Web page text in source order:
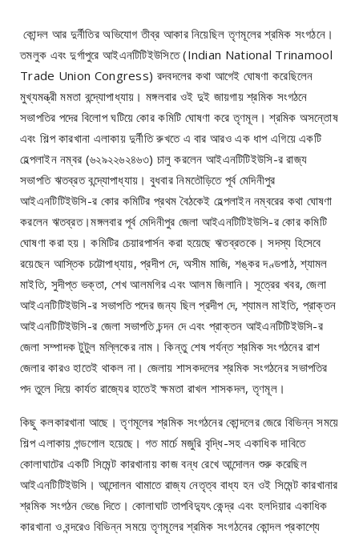
কোন্দল আর দুর্নীতির অভিযোগ তীব্র আকার নিয়েছিল তৃণমূলের শ্রমিক সংগঠনে।
তমলুক এবং দুর্গাপুরে আইএনটিটিইউসিতে (Indian National Trinamool
Trade Union Congress) রদবদলের কথা আগেই ঘোষণা করেছিলেন
মুখ্যমন্ত্রী মমতা বন্দ্যোপাধ্যায়। মঙ্গলবার ওই দুই জায়গায় শ্রমিক সংগঠনে
সভাপতির পদের বিলোপ ঘটিয়ে কোর কমিটি ঘোষণা করে তৃণমূল। শ্রমিক অসন্তোষ
এবং শিল্প কারখানা এলাকায় দুর্নীতি রুখতে এ বার আরও এক ধাপ এগিয়ে একটি
হেল্পলাইন নম্বর (৬২৯২২৬২৪৬৩) চালু করলেন আইএনটিটিইউসি-র রাজ্য
সভাপতি ঋতব্রত বন্দ্যোপাধ্যায়। বুধবার নিমতৌড়িতে পূর্ব মেদিনীপুর
আইএনটিটিইউসি-র কোর কমিটির প্রথম বৈঠকেই হেল্পলাইন নম্বরের কথা ঘোষণা
করলেন ঋতব্রত।মঙ্গলবার পূর্ব মেদিনীপুর জেলা আইএনটিটিইউসি-র কোর কমিটি
ঘোষণা করা হয়। কমিটির চেয়ারপার্সন করা হয়েছে ঋতব্রতকে। সদস্য হিসেবে
রয়েছেন আস্তিক চট্টোপাধ্যায়, প্রদীপ দে, অসীম মাজি, শঙ্কর দণ্ডপাঠ, শ্যামল
মাইতি, সুদীপ্ত ভক্তা, শেখ আলমগির এবং আলম জিলানি। সূত্রের খবর, জেলা
আইএনটিটিইউসি-র সভাপতি পদের জন্য ছিল প্রদীপ দে, শ্যামল মাইতি, প্রাক্তন
আইএনটিটিইউসি-র জেলা সভাপতি চন্দন দে এবং প্রাক্তন আইএনটিটিইউসি-র
জেলা সম্পাদক টুটুল মল্লিকের নাম। কিন্তু শেষ পর্যন্ত শ্রমিক সংগঠনের রাশ
জেলার কারও হাতেই থাকল না। জেলায় শাসকদলের শ্রমিক সংগঠনের সভাপতির
পদ তুলে দিয়ে কার্যত রাজ্যের হাতেই ক্ষমতা রাখল শাসকদল, তৃণমূল।
কিছু কলকারখানা আছে। তৃণমূলের শ্রমিক সংগঠনের কোন্দলের জেরে বিভিন্ন সময়ে
শিল্প এলাকায় গন্ডগোল হয়েছে। গত মার্চে মজুরি বৃদ্ধি-সহ একাধিক দাবিতে
কোলাঘাটের একটি সিমেন্ট কারখানায় কাজ বন্ধ রেখে আন্দোলন শুরু করেছিল
আইএনটিটিইউসি। আন্দোলন থামাতে রাজ্য নেতৃত্ব বাধ্য হন ওই সিমেন্ট কারখানার
শ্রমিক সংগঠন ভেঙে দিতে। কোলাঘাট তাপবিদ্যুৎ কেন্দ্র এবং হলদিয়ার একাধিক
কারখানা ও বন্দরেও বিভিন্ন সময়ে তৃণমূলের শ্রমিক সংগঠনের কোন্দল প্রকাশ্যে